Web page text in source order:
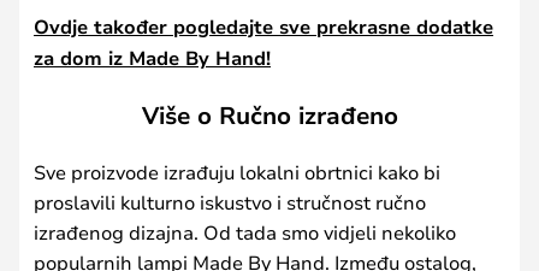
Ovdje također pogledajte sve prekrasne dodatke
za dom iz Made By Hand!
Više o Ručno izrađeno
Sve proizvode izrađuju lokalni obrtnici kako bi
proslavili kulturno iskustvo i stručnost ručno
izrađenog dizajna. Od tada smo vidjeli nekoliko
popularnih lampi Made By Hand. Između ostalog,